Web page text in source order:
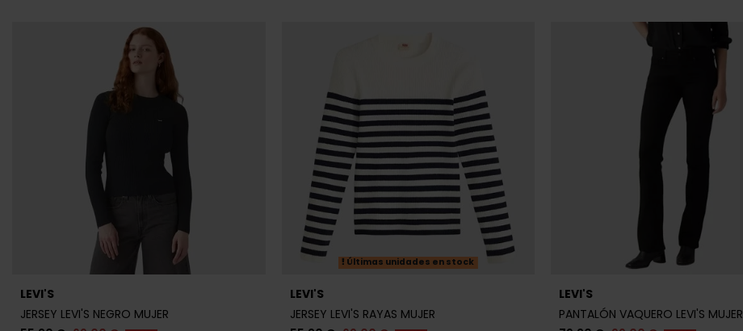
LEVI'S
JERSEY LEVI'S NEGRO MUJER
Últimas unidades en stock
LEVI'S
JERSEY LEVI'S RAYAS MUJER
LEVI'S
PANTALÓN VAQUERO LEVI'S MUJER